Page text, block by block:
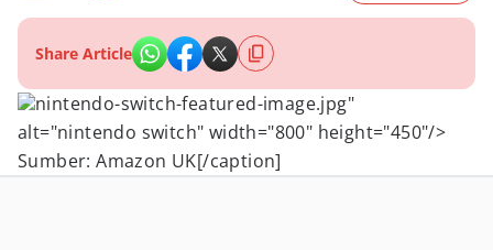
Share Article
nintendo-switch-featured-image.jpg"
alt="nintendo switch" width="800" height="450"/>
Sumber: Amazon UK[/caption]